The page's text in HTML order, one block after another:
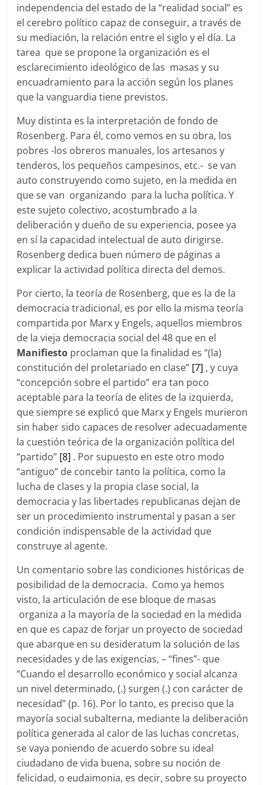
independencia del estado de la “realidad social” es
el cerebro político capaz de conseguir, a través de
su mediación, la relación entre el siglo y el día. La
tarea que se propone la organización es el
esclarecimiento ideológico de las masas y su
encuadramiento para la acción según los planes
que la vanguardia tiene previstos.
Muy distinta es la interpretación de fondo de
Rosenberg. Para él, como vemos en su obra, los
pobres -los obreros manuales, los artesanos y
tenderos, los pequeños campesinos, etc.- se van
auto construyendo como sujeto, en la medida en
que se van organizando para la lucha política. Y
este sujeto colectivo, acostumbrado a la
deliberación y dueño de su experiencia, posee ya
en sí la capacidad intelectual de auto dirigirse.
Rosenberg dedica buen número de páginas a
explicar la actividad política directa del demos.
Por cierto, la teoría de Rosenberg, que es la de la
democracia tradicional, es por ello la misma teoría
compartida por Marx y Engels, aquellos miembros
de la vieja democracia social del 48 que en el
Manifiesto proclaman que la finalidad es “(la)
constitución del proletariado en clase” [7] , y cuya
“concepción sobre el partido” era tan poco
aceptable para la teoría de elites de la izquierda,
que siempre se explicó que Marx y Engels murieron
sin haber sido capaces de resolver adecuadamente
la cuestión teórica de la organización política del
“partido” [8] . Por supuesto en este otro modo
“antiguo” de concebir tanto la política, como la
lucha de clases y la propia clase social, la
democracia y las libertades republicanas dejan de
ser un procedimiento instrumental y pasan a ser
condición indispensable de la actividad que
construye al agente.
Un comentario sobre las condiciones históricas de
posibilidad de la democracia. Como ya hemos
visto, la articulación de ese bloque de masas
organiza a la mayoría de la sociedad en la medida
en que es capaz de forjar un proyecto de sociedad
que abarque en su desideratum la solución de las
necesidades y de las exigencias, – “fines”- que
“Cuando el desarrollo económico y social alcanza
un nivel determinado, (.) surgen (.) con carácter de
necesidad” (p. 16). Por lo tanto, es preciso que la
mayoría social subalterna, mediante la deliberación
política generada al calor de las luchas concretas,
se vaya poniendo de acuerdo sobre su ideal
ciudadano de vida buena, sobre su noción de
felicidad, o eudaimonia, es decir, sobre su proyecto